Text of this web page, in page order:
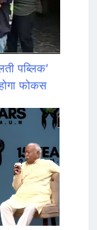
पब्लिक’
फोकस